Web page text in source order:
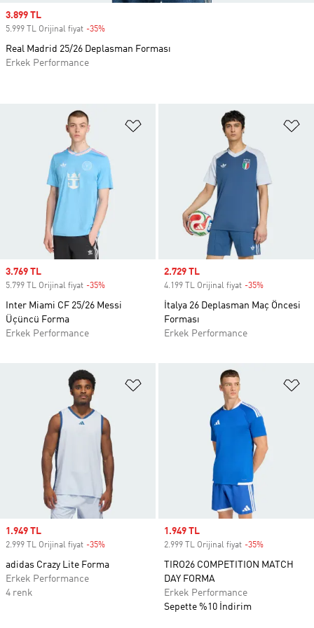
Favori Listesine Ekle
Sale price
3.769 TL
5.799 TL Orijinal fiyat -35%
Inter Miami CF 25/26 Messi
Üçüncü Forma
Erkek Performance
Sale price
2.729 TL
4.199 TL Orijinal fiyat -35%
İtalya 26 Deplasman Maç Öncesi
Forması
Erkek Performance
Favori Listesine Ekle
Sale price
1.949 TL
2.999 TL Orijinal fiyat -35%
adidas Crazy Lite Forma
Erkek Performance
4 renk
Sale price
1.949 TL
2.999 TL Orijinal fiyat -35%
TIRO26 COMPETITION MATCH
DAY FORMA
Erkek Performance
Sepette %10 İndirim
Sale price
3.899 TL
5.999 TL Orijinal fiyat -35%
Real Madrid 25/26 Deplasman Forması
Erkek Performance